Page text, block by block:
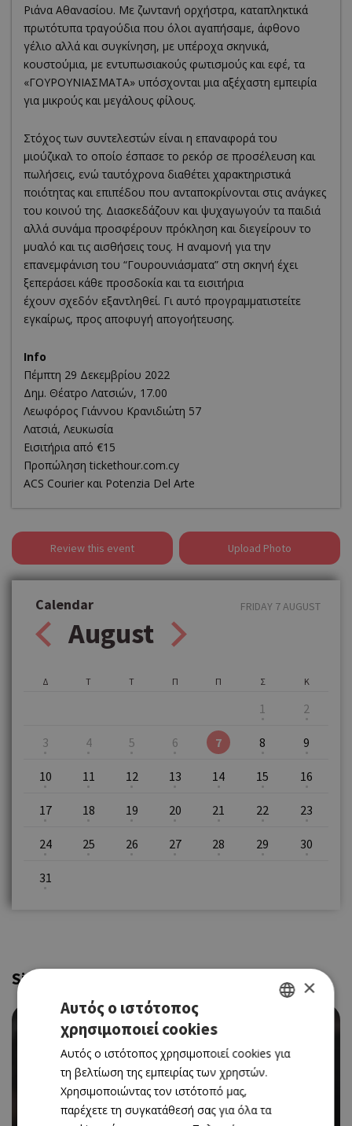
Ριάνα Αθανασίου. Με ζωντανή ορχήστρα, καταπληκτικά
πρωτότυπα τραγούδια που όλοι αγαπήσαμε, άφθονο
γέλιο αλλά και συγκίνηση, με υπέροχα σκηνικά,
κουστούμια, με εντυπωσιακούς φωτισμούς και εφέ, τα
«ΓΟΥΡΟΥΝΙΑΣΜΑΤΑ» υπόσχονται μια αξέχαστη εμπειρία
για μικρούς και μεγάλους φίλους.
Στόχος των συντελεστών είναι η επαναφορά του
μιούζικαλ το οποίο έσπασε το ρεκόρ σε προσέλευση και
πωλήσεις, ενώ ταυτόχρονα διαθέτει χαρακτηριστικά
ποιότητας και επιπέδου που ανταποκρίνονται στις ανάγκες
του κοινού της. Διασκεδάζουν και ψυχαγωγούν τα παιδιά
αλλά συνάμα προσφέρουν πρόκληση και διεγείρουν το
μυαλό και τις αισθήσεις τους. Η αναμονή για την
επανεμφάνιση του “Γουρουνιάσματα” στη σκηνή έχει
ξεπεράσει κάθε προσδοκία και τα εισιτήρια
έχουν σχεδόν εξαντληθεί. Γι αυτό προγραμματιστείτε
εγκαίρως, προς αποφυγή απογοήτευσης.
Info
Πέμπτη 29 Δεκεμβρίου 2022
Δημ. Θέατρο Λατσιών, 17.00
Λεωφόρος Γιάννου Κρανιδιώτη 57
Λατσιά, Λευκωσία
Εισιτήρια από €15
Προπώληση tickethour.com.cy
ACS Courier και Potenzia Del Arte
Review this event Upload Photo
Calendar
August
FRIDAY 7 AUGUST
Δ Τ Τ Π Π Σ
1
Κ
2
3 4 5 6 7 8 9
10 11 12 13 14 15 16
17 18 19 20 21 22 23
24 25 26 27 28 29 30
31
Similar
THE MONEY MAKER (ΝΕΑ ΤΑΙΝΙΑ)
ENGLISH
×
Αυτός ο ιστότοπος
χρησιμοποιεί cookies
Αυτός ο ιστότοπος χρησιμοποιεί cookies για
τη βελτίωση της εμπειρίας των χρηστών.
Χρησιμοποιώντας τον ιστότοπό μας,
παρέχετε τη συγκατάθεσή σας για όλα τα